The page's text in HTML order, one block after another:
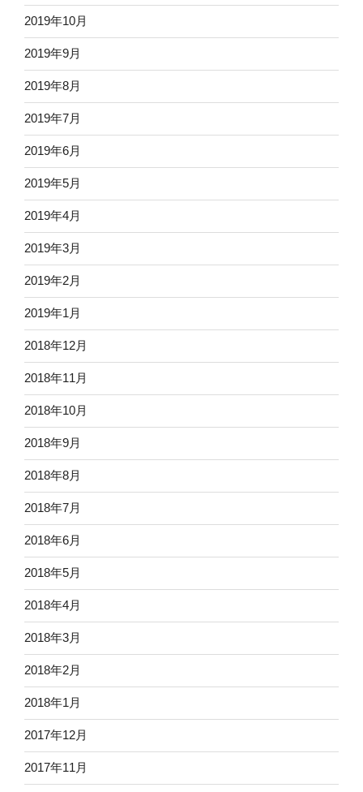
2019年10月
2019年9月
2019年8月
2019年7月
2019年6月
2019年5月
2019年4月
2019年3月
2019年2月
2019年1月
2018年12月
2018年11月
2018年10月
2018年9月
2018年8月
2018年7月
2018年6月
2018年5月
2018年4月
2018年3月
2018年2月
2018年1月
2017年12月
2017年11月